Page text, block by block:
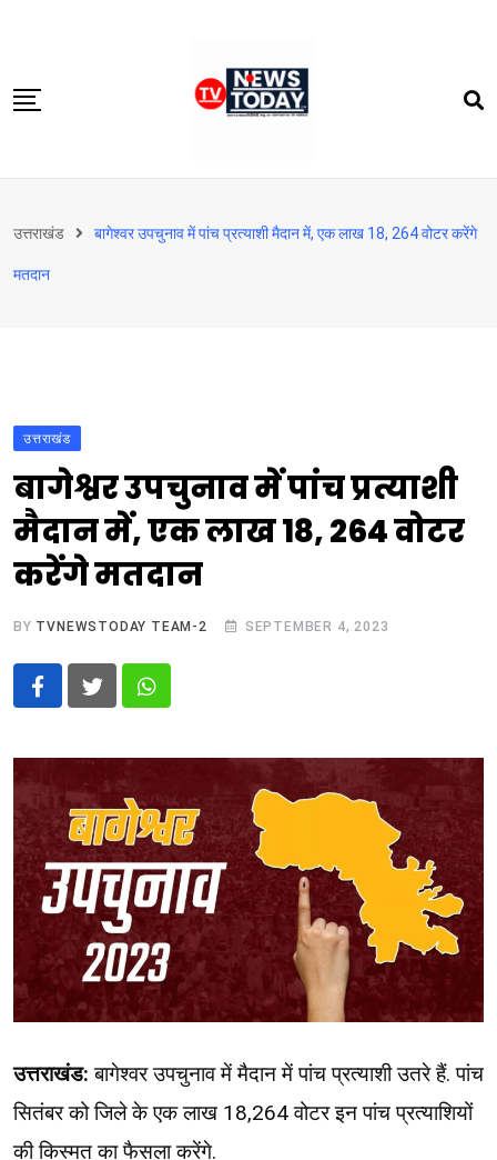
content
दिल्‍ली-एनसीआर
उत्तराखंड
बिजनेस
विदेश
उत्तराखंड बागेश्वर उपचुनाव में पांच प्रत्याशी मैदान में, एक लाख 18, 264 वोटर करेंगे
मतदान
उत्तराखंड
बागेश्वर उपचुनाव में पांच प्रत्याशी
मैदान में, एक लाख 18, 264 वोटर
करेंगे मतदान
BY TVNEWSTODAY TEAM-2 SEPTEMBER 4, 2023
Whatsapp
उत्तराखंड: बागेश्वर उपचुनाव में मैदान में पांच प्रत्याशी उतरे हैं. पांच
सितंबर को जिले के एक लाख 18,264 वोटर इन पांच प्रत्याशियों
की किस्मत का फैसला करेंगे.